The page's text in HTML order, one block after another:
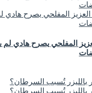
المفلحي يصرح هادي لم